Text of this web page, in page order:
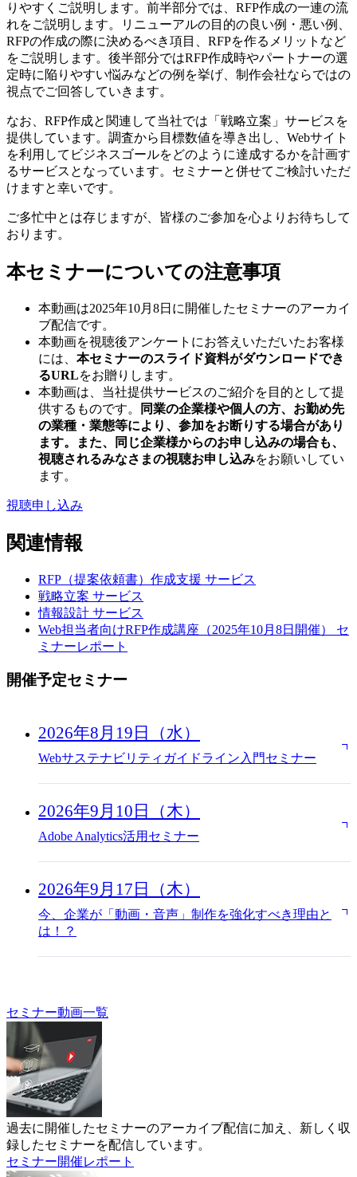
りやすくご説明します。前半部分では、RFP作成の一連の流
れをご説明します。リニューアルの目的の良い例・悪い例、
RFPの作成の際に決めるべき項目、RFPを作るメリットなど
をご説明します。後半部分ではRFP作成時やパートナーの選
定時に陥りやすい悩みなどの例を挙げ、制作会社ならではの
視点でご回答していきます。
なお、RFP作成と関連して当社では「戦略立案」サービスを
提供しています。調査から目標数値を導き出し、Webサイト
を利用してビジネスゴールをどのように達成するかを計画す
るサービスとなっています。セミナーと併せてご検討いただ
けますと幸いです。
ご多忙中とは存じますが、皆様のご参加を心よりお待ちして
おります。
本セミナーについての注意事項
本動画は2025年10月8日に開催したセミナーのアーカイ
ブ配信です。
本動画を視聴後アンケートにお答えいただいたお客様
には、 本セミナーのスライド資料がダウンロードでき
るURLをお贈りします。
本動画は、当社提供サービスのご紹介を目的として提
供するものです。
同業の企業様や個人の方、お勤め先
の業種・業態等により、参加をお断りする場合があり
ます。また、同じ企業様からのお申し込みの場合も、
視聴されるみなさまの視聴お申し込みをお願いしてい
ます。
視聴申し込み
関連情報
RFP（提案依頼書）作成支援 サービス
戦略立案 サービス
情報設計 サービス
Web担当者向けRFP作成講座（2025年10月8日開催） セ
ミナーレポート
開催予定セミナー
2026年8月19日（水）
Webサステナビリティガイドライン入門セミナー
2026年9月10日（木）
Adobe Analytics活用セミナー
2026年9月17日（木）
今、企業が「動画・音声」制作を強化すべき理由と
は！？
セミナー動画一覧
過去に開催したセミナーのアーカイブ配信に加え、新しく収
録したセミナーを配信しています。
セミナー開催レポート